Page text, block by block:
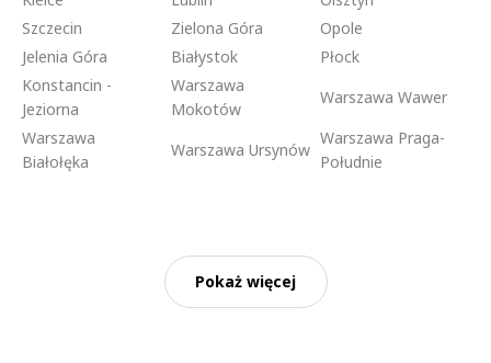
Szczecin
Zielona Góra
Opole
Jelenia Góra
Białystok
Płock
Konstancin -
Jeziorna
Warszawa
Mokotów
Warszawa Wawer
Warszawa
Białołęka
Warszawa Ursynów
Warszawa Praga-
Południe
Pokaż więcej